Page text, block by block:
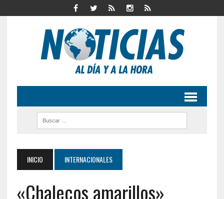
INICIO INTERNACIONALES
«Chalecos amarillos»